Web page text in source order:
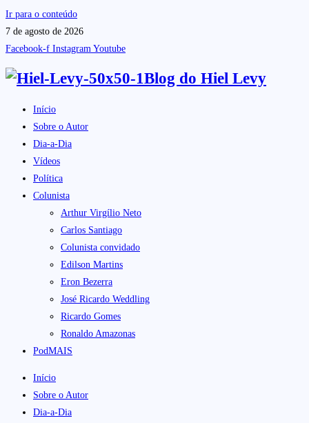
Ir para o conteúdo
7 de agosto de 2026
Facebook-f Instagram Youtube
Blog do Hiel Levy
Início
Sobre o Autor
Dia-a-Dia
Vídeos
Política
Colunista
Arthur Virgílio Neto
Carlos Santiago
Colunista convidado
Edilson Martins
Eron Bezerra
José Ricardo Weddling
Ricardo Gomes
Ronaldo Amazonas
PodMAIS
Início
Sobre o Autor
Dia-a-Dia